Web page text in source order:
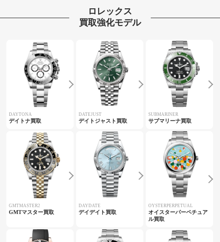
ロレックス
買取強化モデル
DAYTONA
デイトナ買取
DATEJUST
デイトジャスト買取
SUBMARINER
サブマリーナ買取
GMTMASTER2
GMTマスター買取
DAYDATE
デイデイト買取
OYSTERPERPETUAL
オイスターパーペチュア
ル買取